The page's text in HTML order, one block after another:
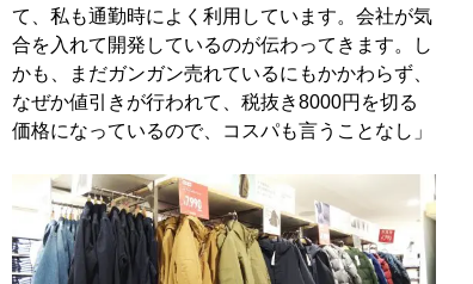
て、私も通勤時によく利用しています。会社が気
合を入れて開発しているのが伝わってきます。し
かも、まだガンガン売れているにもかかわらず、
なぜか値引きが行われて、税抜き8000円を切る
価格になっているので、コスパも言うことなし」